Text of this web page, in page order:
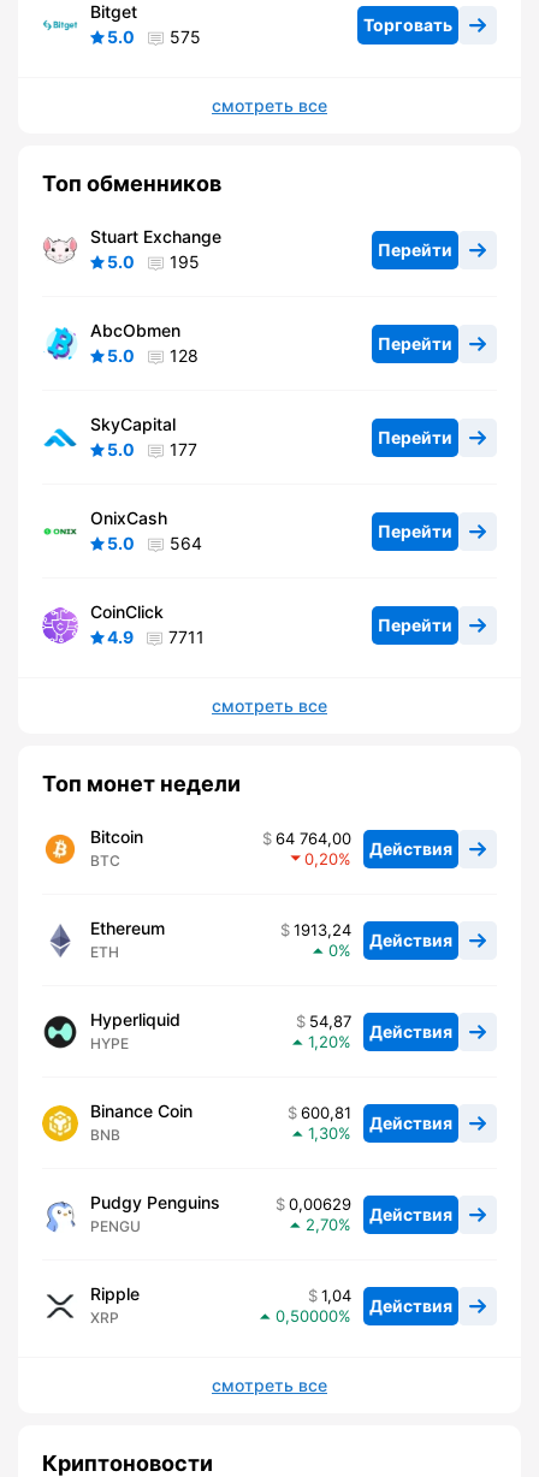
Bitget
5.0
575
Торговать
смотреть все
Топ обменников
Stuart Exchange
5.0
195
Перейти
AbcObmen
5.0
128
Перейти
SkyCapital
5.0
177
Перейти
OnixCash
5.0
564
Перейти
CoinClick
4.9
7711
Перейти
смотреть все
Топ монет недели
Bitcoin
BTC
64 764,00
0,20
Действия
Ethereum
ETH
1913,24
0
Действия
Hyperliquid
HYPE
54,87
1,20
Действия
Binance Coin
BNB
600,81
1,30
Действия
Pudgy Penguins
PENGU
0,00629
2,70
Действия
Ripple
XRP
1,04
0,50000
Действия
смотреть все
Криптоновости